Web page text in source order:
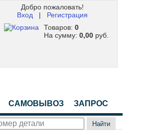
Добро пожаловать!
Вход | Регистрация
Товаров: 0
На сумму: 0,00руб.
САМОВЫВОЗ ЗАПРОС
Найти